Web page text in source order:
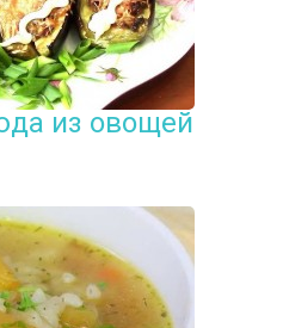
из овощей